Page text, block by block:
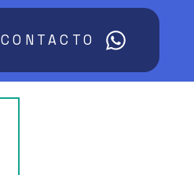
CONTACTO